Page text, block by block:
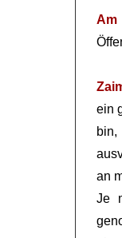
Am
ein
an
Je